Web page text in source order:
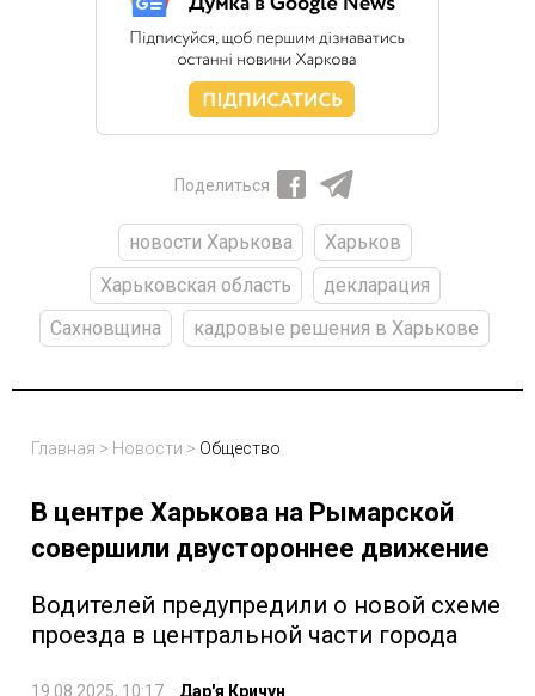
Поделиться
новости Харькова
Харьков
Харьковская область
декларация
Сахновщина
кадровые решения в Харькове
Главная > Новости > Общество
В центре Харькова на Рымарской
совершили двустороннее движение
Водителей предупредили о новой схеме
проезда в центральной части города
19.08.2025, 10:17 Дар'я Кричун